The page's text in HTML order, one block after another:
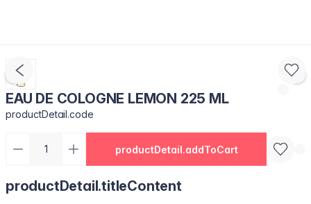
EAU DE COLOGNE LEMON 225 ML
productDetail.code
productDetail.addToCart
productDetail.titleContent